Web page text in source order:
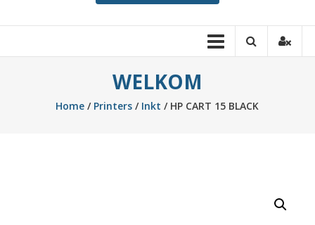
WELKOM
Home / Printers / Inkt / HP CART 15 BLACK